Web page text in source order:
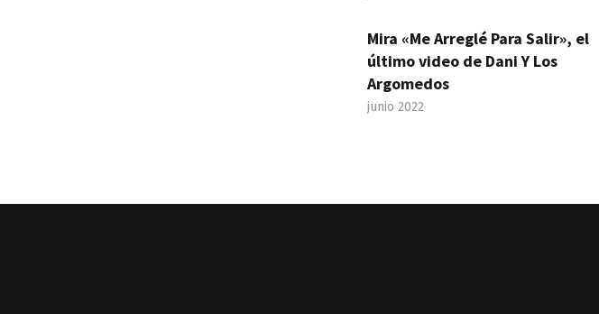
Mira «Me Arreglé Para Salir», el
último video de Dani Y Los
Argomedos
junio 2022